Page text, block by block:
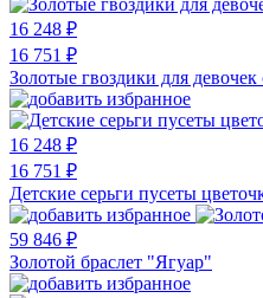
16 248 ₽
16 751 ₽
Золотые гвоздики для
16 248 ₽
16 751 ₽
Детские серьги пусеты
59 846 ₽
Золотой браслет "Ягуар"